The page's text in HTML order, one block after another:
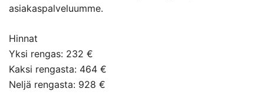
asiakaspalveluumme.
Hinnat
Yksi rengas: 232 €
Kaksi rengasta: 464 €
Neljä rengasta: 928 €